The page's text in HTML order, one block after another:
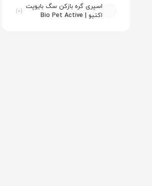
اسپری گره بازکن سگ بایوپت
اکتیو | Bio Pet Active
(0)